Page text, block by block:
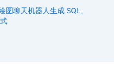
图聊天机器人生成 SQL、